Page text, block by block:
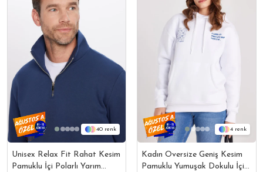
40
Unisex Relax Fit Rahat Kesim
Pamuklu İçi Polarlı Yarım
4
Kadın Oversize Geniş Kesim
Pamuklu Yumuşak Dokulu İçi